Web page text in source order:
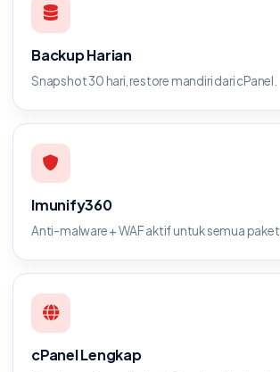
Backup Harian
Snapshot 30 hari, restore mandiri dari cPanel.
Imunify360
Anti-malware + WAF aktif untuk semua paket.
cPanel Lengkap